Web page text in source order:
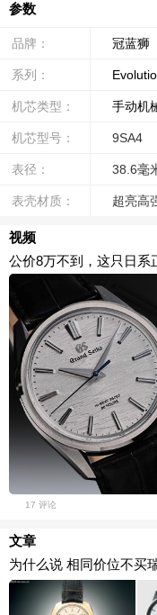
参数
品牌： 冠蓝狮
系列：
机芯类型： 手动机
机芯型号： 9SA4
表径： 38.6毫
表壳材质： 超亮高
视频
公价8万不到，这只日系
17 评论
文章
为什么说 相同价位不买